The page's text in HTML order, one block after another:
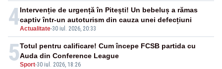
4Actualitate-30 iul. 2026, 20:33
Intervenție de urgență în Pitești! Un bebeluș a rămas
captiv într-un autoturism din cauza unei defecțiuni
5Sport-30 iul. 2026, 18:26
Totul pentru calificare! Cum începe FCSB partida cu
Auda din Conference League